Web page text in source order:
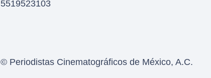
5519523103
© Periodistas Cinematográficos de México, A.C.